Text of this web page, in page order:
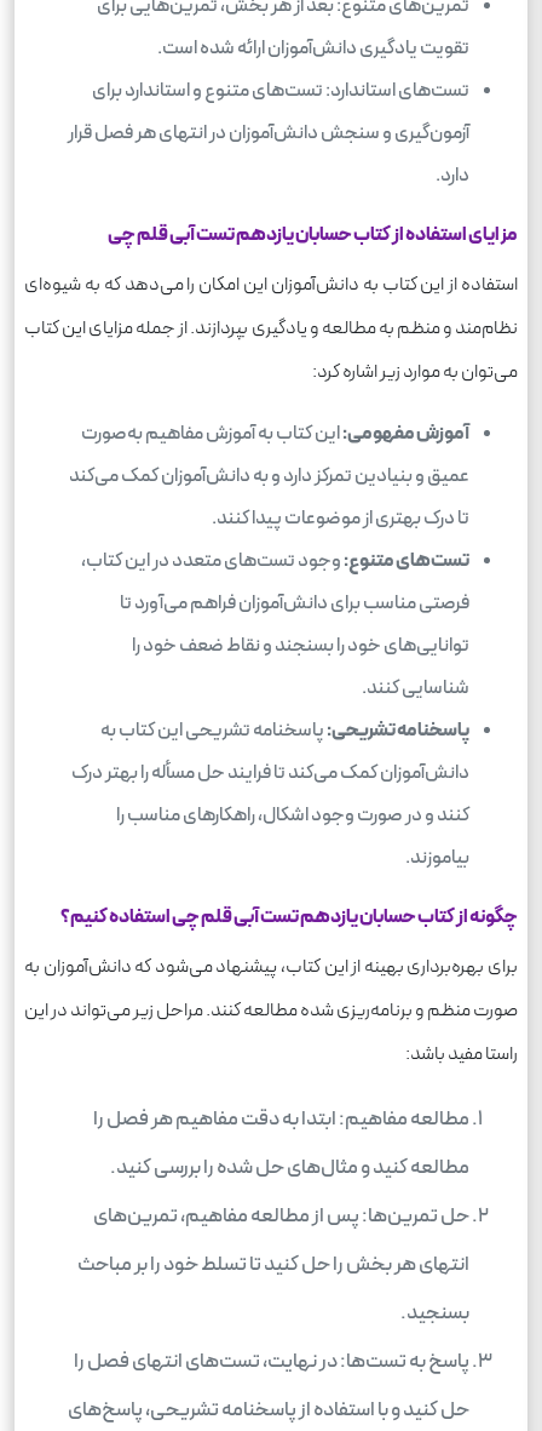
تمرین‌های متنوع: بعد از هر بخش، تمرین‌هایی برای
تقویت یادگیری دانش‌آموزان ارائه شده است.
تست‌های استاندارد: تست‌های متنوع و استاندارد برای
آزمون‌گیری و سنجش دانش‌آموزان در انتهای هر فصل قرار
دارد.
مزایای استفاده از کتاب حسابان یازدهم تست آبی قلم چی
استفاده از این کتاب به دانش‌آموزان این امکان را می‌دهد که به شیوه‌ای
نظام‌مند و منظم به مطالعه‌ و یادگیری بپردازند. از جمله مزایای این کتاب
می‌توان به موارد زیر اشاره کرد:
آموزش مفهومی:این کتاب به آموزش مفاهیم به‌صورت
عمیق و بنیادین تمرکز دارد و به دانش‌آموزان کمک می‌کند
تا درک بهتری از موضوعات پیدا کنند.
تست‌های متنوع:وجود تست‌های متعدد در این کتاب،
فرصتی مناسب برای دانش‌آموزان فراهم می‌آورد تا
توانایی‌های خود را بسنجند و نقاط ضعف خود را
شناسایی کنند.
پاسخنامه تشریحی:پاسخنامه تشریحی این کتاب به
دانش‌آموزان کمک می‌کند تا فرایند حل مسأله را بهتر درک
کنند و در صورت وجود اشکال، راهکارهای مناسب را
بیاموزند.
چگونه از کتاب حسابان یازدهم تست آبی قلم چی استفاده کنیم؟
برای بهره‌برداری بهینه از این کتاب، پیشنهاد می‌شود که دانش‌آموزان به
صورت منظم و برنامه‌ریزی شده مطالعه کنند. مراحل زیر می‌تواند در این
راستا مفید باشد:
مطالعه مفاهیم: ابتدا به دقت مفاهیم هر فصل را
مطالعه کنید و مثال‌های حل شده را بررسی کنید.
حل تمرین‌ها: پس از مطالعه مفاهیم، تمرین‌های
انتهای هر بخش را حل کنید تا تسلط خود را بر مباحث
بسنجید.
پاسخ به تست‌ها: در نهایت، تست‌های انتهای فصل را
حل کنید و با استفاده از پاسخنامه تشریحی، پاسخ‌های